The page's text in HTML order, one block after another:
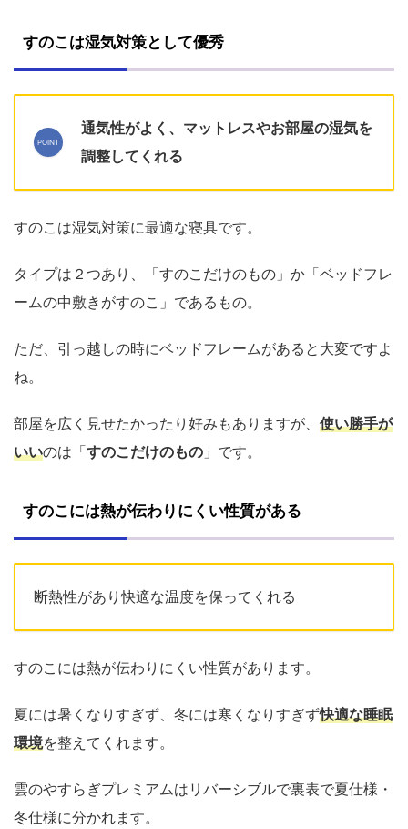
すのこは湿気対策として優秀
通気性がよく、マットレスやお部屋の湿気を
調整してくれる
すのこは湿気対策に最適な寝具です。
タイプは２つあり、「すのこだけのもの」か「ベッドフレ
ームの中敷きがすのこ」であるもの。
ただ、引っ越しの時にベッドフレームがあると大変ですよ
ね。
部屋を広く見せたかったり好みもありますが、 使い勝手が
いいのは「すのこだけのもの 」です。
すのこには熱が伝わりにくい性質がある
断熱性があり快適な温度を保ってくれる
すのこには熱が伝わりにくい性質があります。
夏には暑くなりすぎず、冬には寒くなりすぎず快適な睡眠
環境を整えてくれます。
雲のやすらぎプレミアムはリバーシブルで裏表で夏仕様・
冬仕様に分かれます。